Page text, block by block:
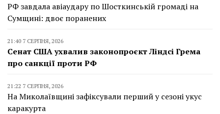
РФ завдала авіаудару по Шосткинській громаді на
Сумщині: двоє поранених
21:40 7 СЕРПНЯ, 2026
Сенат США ухвалив законопроєкт Ліндсі Грема
про санкції проти РФ
21:22 7 СЕРПНЯ, 2026
На Миколаївщині зафіксували перший у сезоні укус
каракурта